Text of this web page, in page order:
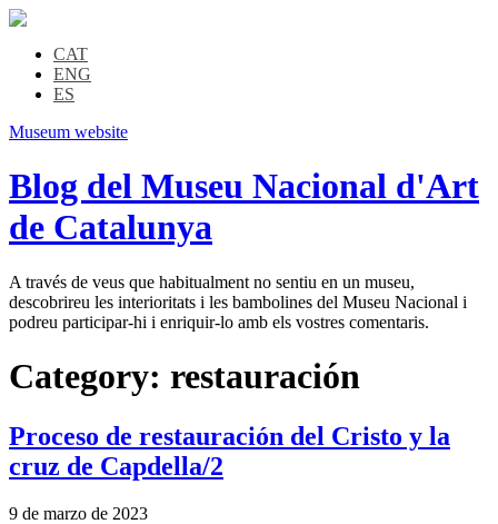
CAT
ENG
ES
Museum website
Blog del Museu Nacional d'Art
de Catalunya
A través de veus que habitualment no sentiu en un museu,
descobrireu les interioritats i les bambolines del Museu Nacional i
podreu participar-hi i enriquir-lo amb els vostres comentaris.
Category: restauración
Proceso de restauración del Cristo y la
cruz de Capdella/2
9 de marzo de 2023